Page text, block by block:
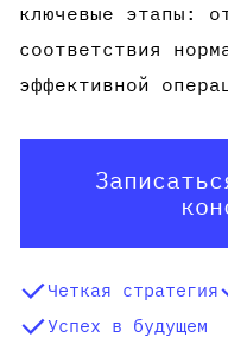
ключевые этапы:
соответствия
эффективной
Четкая стратегия
Успех в будущем